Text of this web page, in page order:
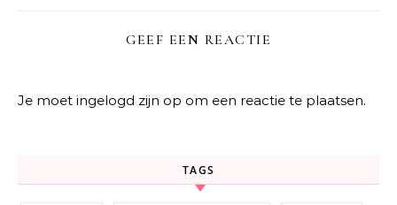
GEEF EEN REACTIE
Je moet ingelogd zijn op om een reactie te plaatsen.
TAGS